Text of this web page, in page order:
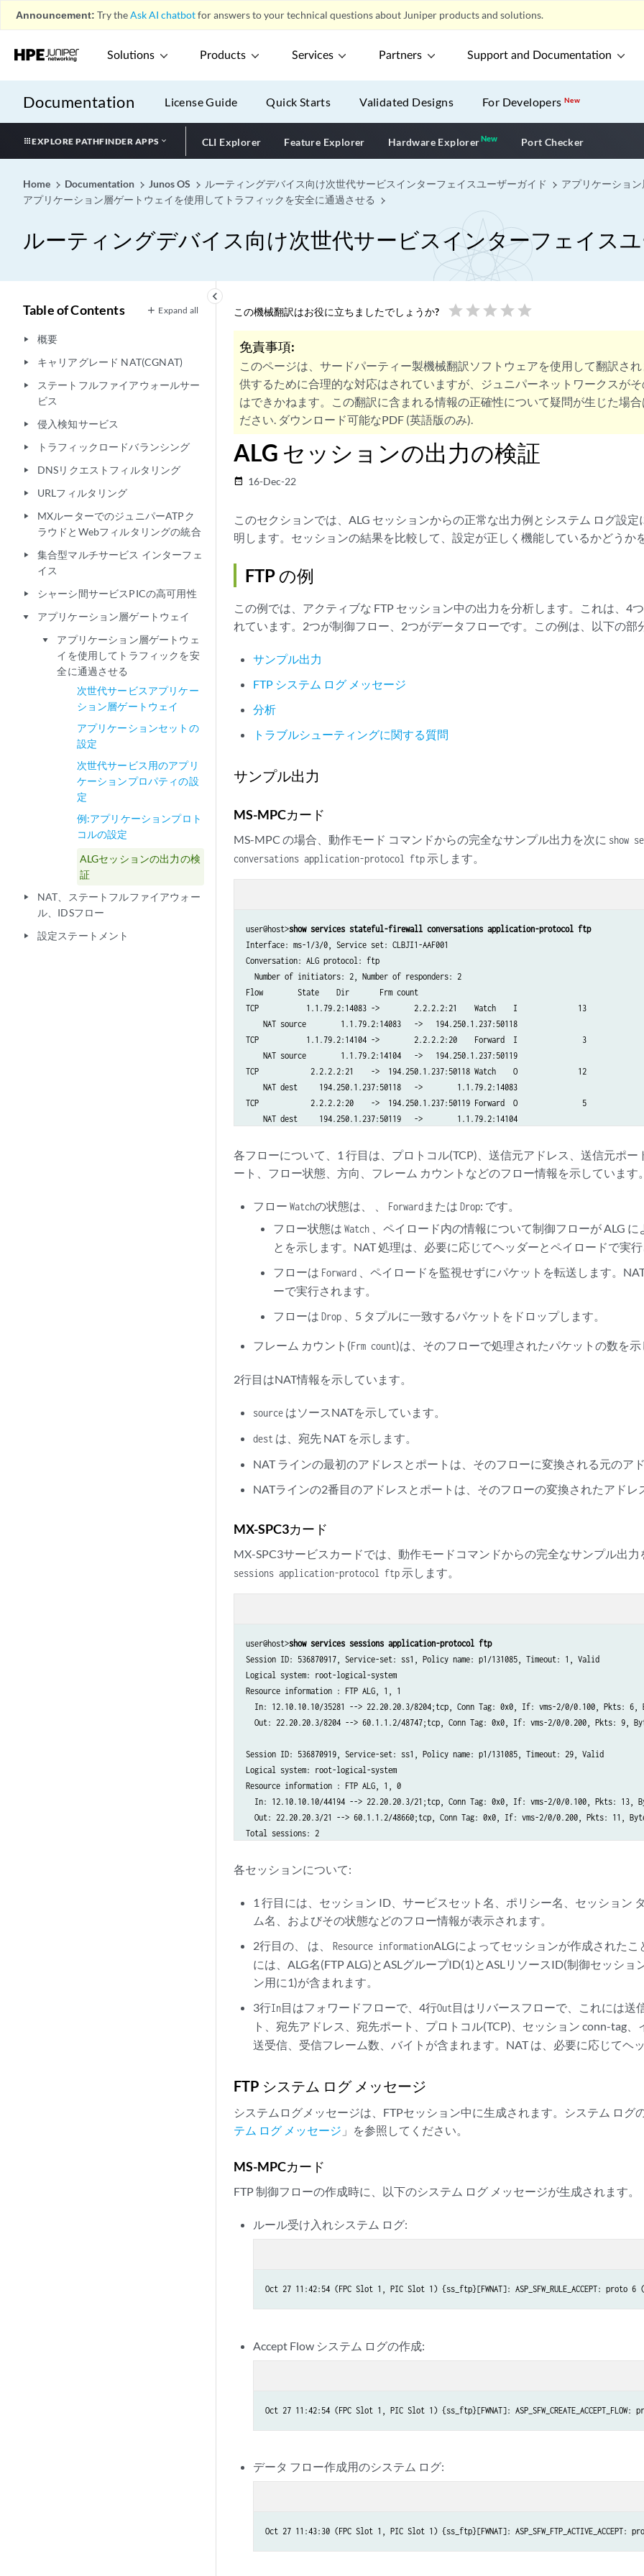
Announcement: Try theAsk AI chatbotfor answers to your technical questions about Juniper products and solutions.
Solutions Products Services Partners Support and Documentation
Documentation License Guide Quick Starts Validated Designs For DevelopersNew
EXPLORE PATHFINDER APPS CLI Explorer Feature Explorer Hardware ExplorerNewNew application
Port Checker
Home Documentation Junos OS ルーティングデバイス向け次世代サービスインターフェイスユーザーガイド
アプリケーショ
アプリケーション層ゲートウェイを使用してトラフィックを安全に通過させる
ルーティングデバイス向け次世代サービスインターフェイス
keyboard_arrow_left
Table of Contents Expand all
play_arrow 概要
play_arrow キャリアグレード NAT(CGNAT)
play_arrow
ステートフルファイアウォールサー
ビス
play_arrow 侵入検知サービス
play_arrow トラフィックロードバランシング
play_arrow DNSリクエストフィルタリング
play_arrow URLフィルタリング
play_arrow
MXルーターでのジュニパーATPク
ラウドとWebフィルタリングの統合
play_arrow
集合型マルチサービス インターフェ
イス
play_arrow シャーシ間サービスPICの高可用性
play_arrow アプリケーション層ゲートウェイ
play_arrow
アプリケーション層ゲートウェ
イを使用してトラフィックを安
全に通過させる
次世代サービスアプリケー
ション層ゲートウェイ
アプリケーションセットの
設定
次世代サービス用のアプリ
ケーションプロパティの設
定
例:アプリケーションプロト
コルの設定
ALGセッションの出力の検
証
play_arrow
NAT、ステートフルファイアウォー
ル、IDSフロー
play_arrow 設定ステートメント
この機械翻訳はお役に立ちましたでしょうか? star star star star star
免責事項:
このページは、サードパーティー製機械翻訳ソフトウェアを使用して翻訳さ
供するために合理的な対応はされていますが、ジュニパーネットワークスが
はできかねます。この翻訳に含まれる情報の正確性について疑問が生じた場合
ださい. ダウンロード可能なPDF (英語版のみ).
ALG セッションの出力の検証
date_range 16-Dec-22
このセクションでは、ALG セッションからの正常な出力例とシステム ログ設
明します。セッションの結果を比較して、設定が正しく機能しているかどうか
FTP の例
この例では、アクティブな FTP セッション中の出力を分析します。これは、4
れています。2つが制御フロー、2つがデータフローです。この例は、以下の部
サンプル出力
FTP システム ログ メッセージ
分析
トラブルシューティングに関する質問
サンプル出力
MS-MPCカード
MS-MPC の場合、動作モード コマンドからの完全なサンプル出力を次に show
conversations application-protocol ftp 示します。
user@host>show services stateful-firewall conversations application-protocol ftp
Interface: ms-1/3/0, Service set: CLBJI1-AAF001
Conversation: ALG protocol: ftp
  Number of initiators: 2, Number of responders: 2
Flow        State    Dir       Frm count
TCP           1.1.79.2:14083 ->        2.2.2.2:21    Watch    I              13
    NAT source        1.1.79.2:14083   ->   194.250.1.237:50118
TCP           1.1.79.2:14104 ->        2.2.2.2:20    Forward  I               3
    NAT source        1.1.79.2:14104   ->   194.250.1.237:50119
TCP            2.2.2.2:21    ->  194.250.1.237:50118 Watch    O              12
    NAT dest     194.250.1.237:50118   ->        1.1.79.2:14083
TCP            2.2.2.2:20    ->  194.250.1.237:50119 Forward  O               5
各フローについて、1 行目は、プロトコル(TCP)、送信元アドレス、送信元ポ
ート、フロー状態、方向、フレーム カウントなどのフロー情報を示しています。
フローWatchの状態は、 、 ForwardまたはDrop: です。
フロー状態は Watch、ペイロード内の情報について制御フローが ALG に
とを示します。NAT 処理は、必要に応じてヘッダーとペイロードで実行
フローは Forward、ペイロードを監視せずにパケットを転送します。
ーで実行されます。
フローは Drop、5 タプルに一致するパケットをドロップします。
フレーム カウント(Frm count)は、そのフローで処理されたパケットの数を示
2行目はNAT情報を示しています。
source はソースNATを示しています。
dest は、宛先 NAT を示します。
NAT ラインの最初のアドレスとポートは、そのフローに変換される元のア
NATラインの2番目のアドレスとポートは、そのフローの変換されたアドレ
MX-SPC3カード
MX-SPC3サービスカードでは、動作モードコマンドからの完全なサンプル出力
sessions application-protocol ftp 示します。
user@host>show services sessions application-protocol ftp
Session ID: 536870917, Service-set: ss1, Policy name: p1/131085, Timeout: 1, Valid
Logical system: root-logical-system
Resource information : FTP ALG, 1, 1
In: 12.10.10.10/35281 --> 22.20.20.3/8204;tcp, Conn Tag: 0x0, If: vms-2/0/0.100, Pkts: 6,
Out: 22.20.20.3/8204 --> 60.1.1.2/48747;tcp, Conn Tag: 0x0, If: vms-2/0/0.200, Pkts: 9,
Session ID: 536870919, Service-set: ss1, Policy name: p1/131085, Timeout: 29, Valid
Logical system: root-logical-system
Resource information : FTP ALG, 1, 0
In: 12.10.10.10/44194 --> 22.20.20.3/21;tcp, Conn Tag: 0x0, If: vms-2/0/0.100, Pkts: 13,
Out: 22.20.20.3/21 --> 60.1.1.2/48660;tcp, Conn Tag: 0x0, If: vms-2/0/0.200, Pkts: 11,
Total sessions: 2
各セッションについて:
1 行目には、セッション ID、サービスセット名、ポリシー名、セッション
ム名、およびその状態などのフロー情報が表示されます。
2行目の、 は、Resource informationALGによってセッションが作成された
には、ALG名(FTP ALG)とASLグループID(1)とASLリソースID(制御セッショ
ン用に1)が含まれます。
3行In目はフォワードフローで、4行Out目はリバースフローで、これには送
ト、宛先アドレス、宛先ポート、プロトコル(TCP)、セッション conn-tag
送受信、受信フレーム数、バイトが含まれます。NAT は、必要に応じてヘ
FTP システム ログ メッセージ
システムログメッセージは、FTPセッション中に生成されます。システム ログ
テム ログ メッセージ 」を参照してください。
MS-MPCカード
FTP 制御フローの作成時に、以下のシステム ログ メッセージが生成されます。
ルール受け入れシステム ログ:
Oct 27 11:42:54 (FPC Slot 1, PIC Slot 1) {ss_ftp}[FWNAT]:
Accept Flow システム ログの作成:
データ フロー作成用のシステム ログ: